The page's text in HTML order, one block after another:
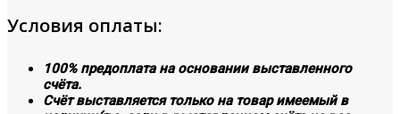
Условия оплаты:
100% предоплата на основании выставленного
счёта.
Счёт выставляется только на товар имеемый в